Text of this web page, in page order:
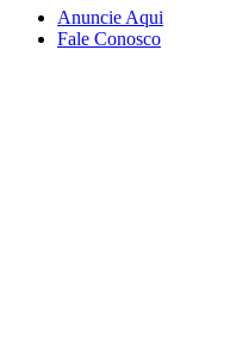
Anuncie Aqui
Fale Conosco